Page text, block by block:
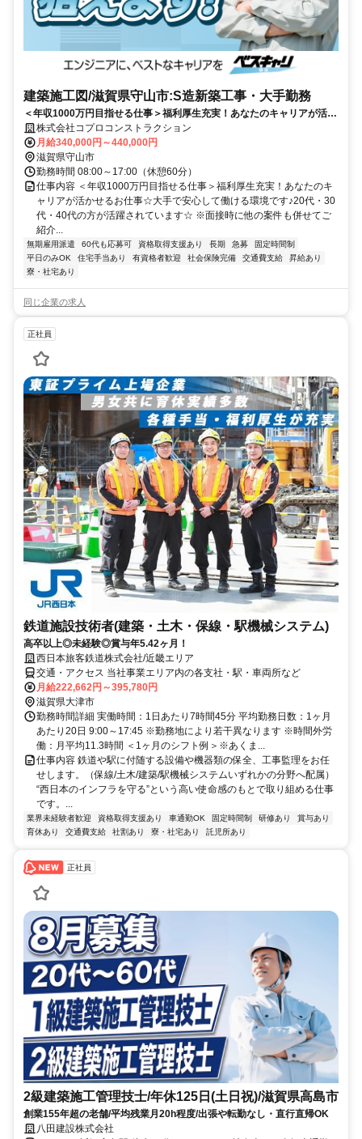
建築施工図/滋賀県守山市:S造新築工事・大手勤務
＜年収1000万円目指せる仕事＞福利厚生充実！あなたのキャリアが活か
せるお仕事☆大手で安心して働ける環境です♪20代・30代・40代の方が
活躍されています☆
株式会社コプロコンストラクション
月給340,000円～440,000円
滋賀県守山市
勤務時間 08:00～17:00（休憩60分）
仕事内容 ＜年収1000万円目指せる仕事＞福利厚生充実！あなたのキ
ャリアが活かせるお仕事☆大手で安心して働ける環境です♪20代・30
代・40代の方が活躍されています☆ ※面接時に他の案件も併せてご
紹介...
無期雇用派遣 60代も応募可 資格取得支援あり 長期 急募
固定時間制
平日のみOK
住宅手当あり 有資格者歓迎 社会保険完備 交通費支給
昇給あり
寮・社宅あり
同じ企業の求人
正社員
鉄道施設技術者(建築・土木・保線・駅機械システム)
高卒以上◎未経験◎賞与年5.42ヶ月！
西日本旅客鉄道株式会社/近畿エリア
交通・アクセス 当社事業エリア内の各支社・駅・車両所など
月給222,662円～395,780円
滋賀県大津市
勤務時間詳細 実働時間：1日あたり7時間45分 平均勤務日数：1ヶ月
あたり20日 9:00～17:45 ※勤務地により若干異なります ※時間外労
働：月平均11.3時間 ＜1ヶ月のシフト例＞※あくま...
仕事内容 鉄道や駅に付随する設備や機器類の保全、工事監理をお任
せします。（保線/土木/建築/駅機械システムいずれかの分野へ配属）
“西日本のインフラを守る”という高い使命感のもとで取り組める仕事
です。...
業界未経験者歓迎 資格取得支援あり 車通勤OK 固定時間制 研修あり
賞与あり
育休あり
交通費支給 社割あり 寮・社宅あり 託児所あり
正社員
2級建築施工管理技士/年休125日(土日祝)/滋賀県高島市
創業155年超の老舗/平均残業月20h程度/出張や転勤なし・直行直帰OK
八田建設株式会社